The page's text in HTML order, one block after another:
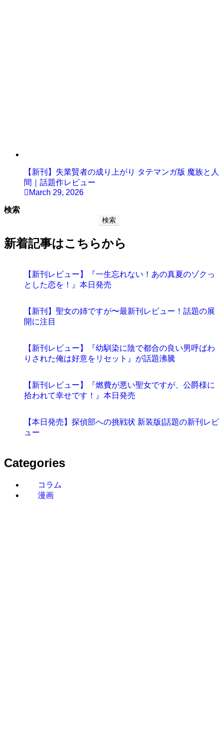
【新刊】失業賢者の成り上がり タテマンガ版 魔族と人
間｜話題作レビュー
March 29, 2026
検索
検索
新着記事はこちらから
【新刊レビュー】『一生忘れない！あの真夏のゾクっ
とした恋を！』本日発売
【新刊】聖女の姉ですが〜最新刊レビュー！話題の展
開に注目
【新刊レビュー】『幼馴染に陰で都合の良い男呼ばわ
りされた俺は好意をリセット』が話題沸騰
【新刊レビュー】『燃費が悪い聖女ですが、公爵様に
拾われて幸せです！』本日発売
【本日発売】探偵部への挑戦状 新装版|話題の新刊レビ
ュー
Categories
コラム
漫画